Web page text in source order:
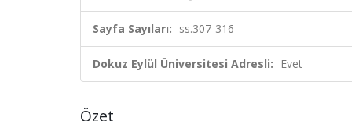
Sayfa Sayıları: ss.307-316
Dokuz Eylül Üniversitesi Adresli: Evet
Özet